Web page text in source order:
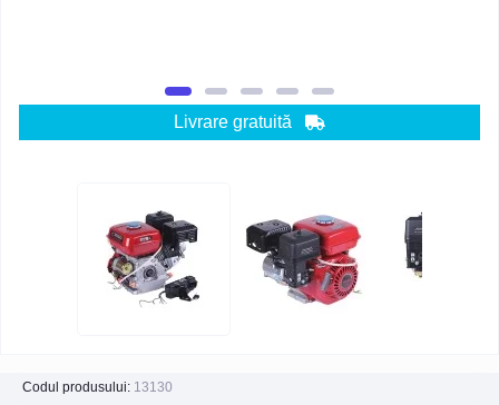
Livrare gratuită
Codul produsului: 13130